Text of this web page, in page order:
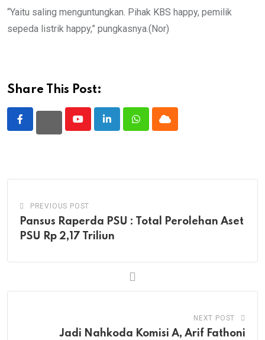
“Yaitu saling menguntungkan. Pihak KBS happy, pemilik
sepeda listrik happy,” pungkasnya.(Nor)
Share This Post:
YoutubeLinkedInWhatsappCloud
PREVIOUS POST
Pansus Raperda PSU : Total Perolehan Aset
PSU Rp 2,17 Triliun
NEXT POST
Jadi Nahkoda Komisi A, Arif Fathoni